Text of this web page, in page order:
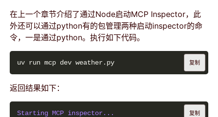
在上一个章节介绍了通过Node启动MCP Inspector，此
外还可以通过python有的包管理两种启动inspector的命
令，一是通过python。执行如下代码。
复制
返回结果如下：
Starting MCP inspector...
复制